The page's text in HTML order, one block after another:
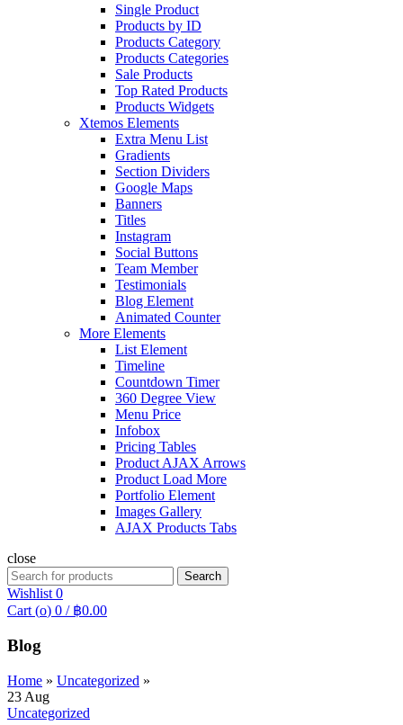
Single Product
Products by ID
Products Category
Products Categories
Sale Products
Top Rated Products
Products Widgets
Xtemos Elements
Extra Menu List
Gradients
Section Dividers
Google Maps
Banners
Titles
Instagram
Social Buttons
Team Member
Testimonials
Blog Element
Animated Counter
More Elements
List Element
Timeline
Countdown Timer
360 Degree View
Menu Price
Infobox
Pricing Tables
Product AJAX Arrows
Product Load More
Portfolio Element
Images Gallery
AJAX Products Tabs
close
Search
for:
Search
Wishlist 0
Cart (o) 0 / ฿0.00
Blog
Home » Uncategorized »
23 Aug
Uncategorized